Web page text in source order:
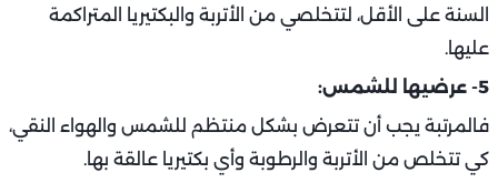
السنة على الأقل، لتتخلصي من الأتربة والبكتيريا المتراكمة
عليها.
5- عرضيها للشمس:
فالمرتبة يجب أن تتعرض بشكل منتظم للشمس والهواء النقي،
كي تتخلص من الأتربة والرطوبة وأي بكتيريا عالقة بها.